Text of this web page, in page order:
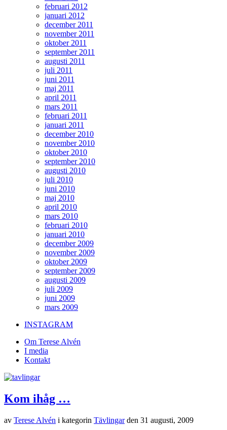
februari 2012
januari 2012
december 2011
november 2011
oktober 2011
september 2011
augusti 2011
juli 2011
juni 2011
maj 2011
april 2011
mars 2011
februari 2011
januari 2011
december 2010
november 2010
oktober 2010
september 2010
augusti 2010
juli 2010
juni 2010
maj 2010
april 2010
mars 2010
februari 2010
januari 2010
december 2009
november 2009
oktober 2009
september 2009
augusti 2009
juli 2009
juni 2009
mars 2009
INSTAGRAM
Om Terese Alvén
I media
Kontakt
Kom ihåg …
av Terese Alvén i kategorin Tävlingarden 31 augusti, 2009